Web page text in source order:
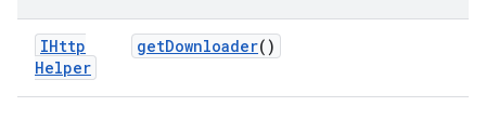
IHttp
Helper
getDownloader()